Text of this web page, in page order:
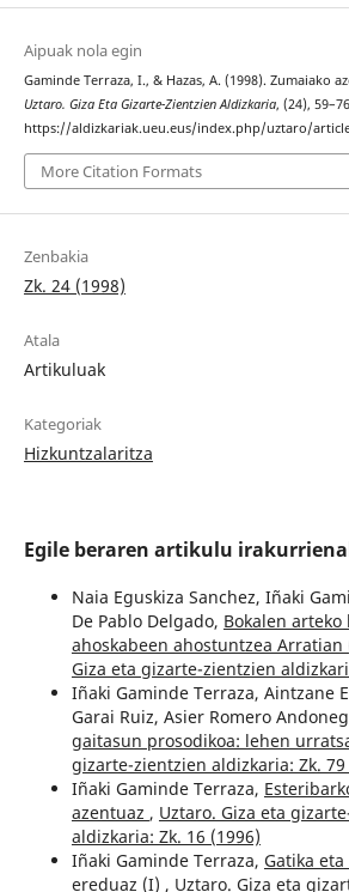
Aipuak nola egin
Gaminde Terraza, I., & Hazas, A. (1998). Zumaiako
Uztaro. Giza Eta Gizarte-Zientzien Aldizkaria, (24),
https://aldizkariak.ueu.eus/index.php/uztaro/
More Citation Formats
Zenbakia
Zk. 24 (1998)
Atala
Artikuluak
Kategoriak
Hizkuntzalaritza
Egile beraren artikulu
Naia Eguskiza Sanchez, Iñaki
De Pablo Delgado, Bokalen arteko
ahoskabeen ahostuntzea Arratian
Giza eta gizarte-zientzien
Iñaki Gaminde Terraza, Aintzane
Garai Ruiz, Asier Romero
gaitasun prosodikoa: lehen
gizarte-zientzien aldizkaria: Zk. 79
Iñaki Gaminde Terraza,
azentuaz , Uztaro. Giza eta
aldizkaria: Zk. 16 (1996)
Iñaki Gaminde Terraza, Gatika
ereduaz (I) , Uztaro. Giza eta